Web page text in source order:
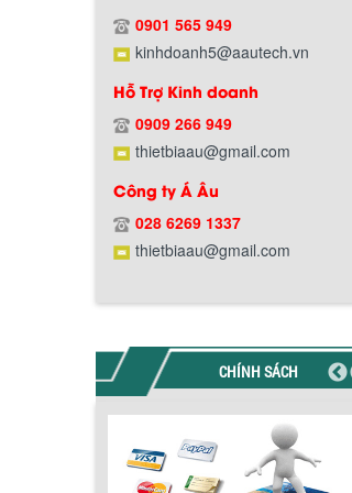
0901 565 949
kinhdoanh5@aautech.vn
Hỗ Trợ Kinh doanh
0909 266 949
thietbiaau@gmail.com
Công ty Á Âu
028 6269 1337
thietbiaau@gmail.com
CHÍNH SÁCH
Chính sách bảo hành
Chính sách giao hàng